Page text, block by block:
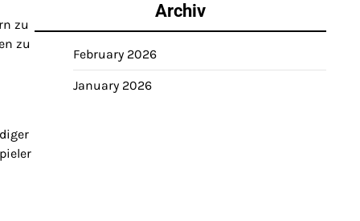
zu
zu
Archiv
February 2026
January 2026